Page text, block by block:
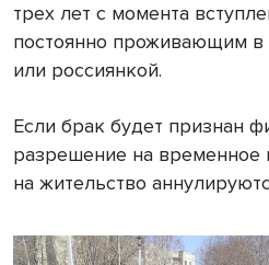
трех лет с момента
постоянно проживающим в
или россиянкой.
Если брак будет признан
разрешение на временное
на жительство